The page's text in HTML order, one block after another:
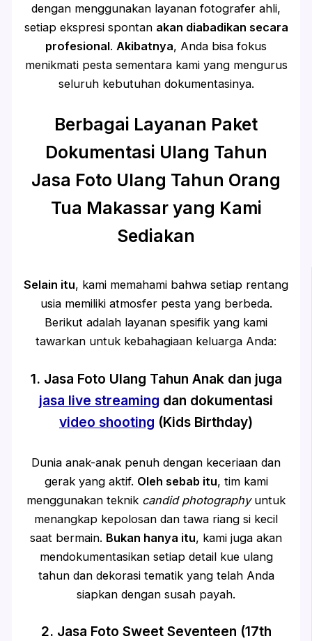
dengan menggunakan layanan fotografer ahli,
setiap ekspresi spontan akan diabadikan secara
profesional. Akibatnya, Anda bisa fokus
menikmati pesta sementara kami yang mengurus
seluruh kebutuhan dokumentasinya.
Berbagai Layanan Paket
Dokumentasi Ulang Tahun
Jasa Foto Ulang Tahun Orang
Tua Makassar yang Kami
Sediakan
Selain itu, kami memahami bahwa setiap rentang
usia memiliki atmosfer pesta yang berbeda.
Berikut adalah layanan spesifik yang kami
tawarkan untuk kebahagiaan keluarga Anda:
1. Jasa Foto Ulang Tahun Anak dan juga
jasa live streaming dan dokumentasi
video shooting (Kids Birthday)
Dunia anak-anak penuh dengan keceriaan dan
gerak yang aktif. Oleh sebab itu, tim kami
menggunakan teknik candid photographyuntuk
menangkap kepolosan dan tawa riang si kecil
saat bermain. Bukan hanya itu, kami juga akan
mendokumentasikan setiap detail kue ulang
tahun dan dekorasi tematik yang telah Anda
siapkan dengan susah payah.
2. Jasa Foto Sweet Seventeen (17th